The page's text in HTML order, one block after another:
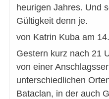
heurigen Jahres. Und
Gültigkeit denn je.
von Katrin Kuba am
Gestern kurz nach 21
von einer
unterschiedlichen
Bataclan, in der auch